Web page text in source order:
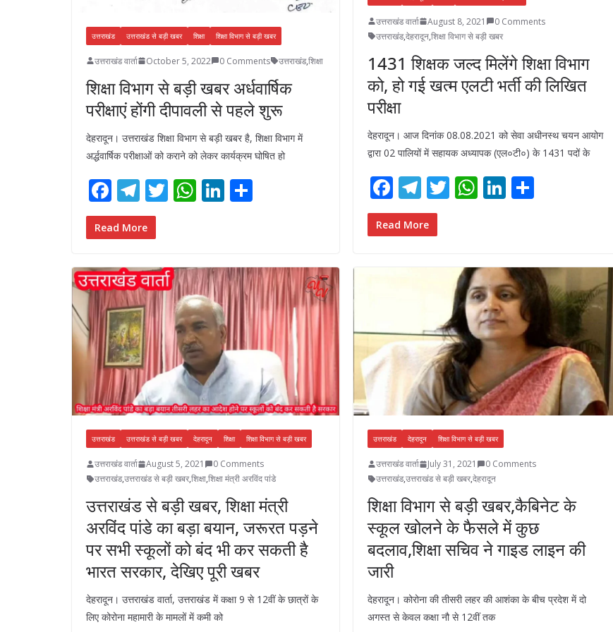
उत्तराखंड उत्तराखंड से बड़ी खबर शिक्षा शिक्षा विभाग से बड़ी खबर
उत्तराखंड वार्ता October 5, 2022 0 Comments उत्तराखंड,शिक्षा
शिक्षा विभाग से बड़ी खबर अर्धवार्षिक
परीक्षाएं होंगी दीपावली से पहले शुरू
देहरादून। उत्तराखंड शिक्षा विभाग से बड़ी खबर है, शिक्षा विभाग में
अर्द्धवार्षिक परीक्षाओं को कराने को लेकर कार्यक्रम घोषित हो
F
ac
e
o
o
k
T
el
e
a
m
T W
A
p
p
Li
dI
n
Read More
उत्तराखंड वार्ता August 8, 2021
0 Comments
उत्तराखंड,देहरादून,शिक्षा विभाग से बड़ी खबर
1431 शिक्षक जल्द मिलेंगे शिक्षा विभाग
को, हो गई खत्म एलटी भर्ती की लिखित
परीक्षा
देहरादून। आज दिनांक 08.08.2021 को सेवा अधीनस्थ चयन आयोग
द्वारा 02 पालियों में सहायक अध्यापक (एल०टी०) के 1431 पदों के
F
ac
e
o
T
el
e
a
T
w
W
h
A
p
p
Li
n
dI
n
S
Read More
उत्तराखंड उत्तराखंड से बड़ी खबर देहरादून शिक्षा शिक्षा विभाग से बड़ी खबर
उत्तराखंड वार्ता August 5, 2021
0 Comments
उत्तराखंड,उत्तराखंड से बड़ी खबर,शिक्षा,शिक्षा मंत्री अरविंद पांडे
उत्तराखंड से बड़ी खबर, शिक्षा मंत्री
अरविंद पांडे का बड़ा बयान, जरूरत पड़ने
पर सभी स्कूलों को बंद भी कर सकती है
भारत सरकार, देखिए पूरी खबर
देहरादून। उत्तराखंड वार्ता, उत्तराखंड में कक्षा 9 से 12वीं के छात्रों के
लिए कोरोना महामारी के मामलों में कमी को
उत्तराखंड देहरादून शिक्षा विभाग से बड़ी खबर
उत्तराखंड वार्ता July 31, 2021
0 Comments
उत्तराखंड,उत्तराखंड से बड़ी खबर,देहरादून
शिक्षा विभाग से बड़ी खबर,कैबिनेट के
स्कूल खोलने के फैसले में कुछ
बदलाव,शिक्षा सचिव ने गाइड लाइन की
जारी
देहरादून। कोरोना की तीसरी लहर की आशंका के बीच प्रदेश में दो
अगस्त से केवल कक्षा नौ से 12वीं तक